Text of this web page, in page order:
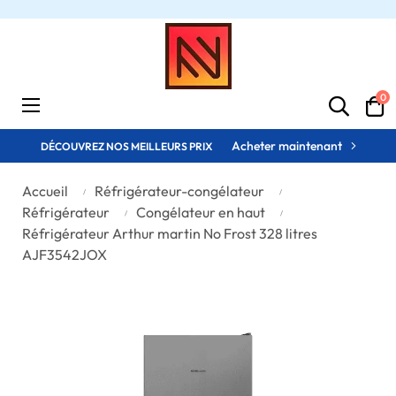
Basculer
la
navigation
☰ 0
DÉCOUVREZ NOS MEILLEURS PRIX Acheter maintenant
Accueil
Réfrigérateur-congélateur
Réfrigérateur
Congélateur en haut
Réfrigérateur Arthur martin No Frost 328 litres
AJF3542JOX